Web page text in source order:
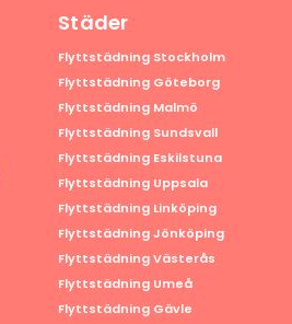
Städer
Flyttstädning Stockholm
Flyttstädning Göteborg
Flyttstädning Malmö
Flyttstädning Sundsvall
Flyttstädning Eskilstuna
Flyttstädning Uppsala
Flyttstädning Linköping
Flyttstädning Jönköping
Flyttstädning Västerås
Flyttstädning Umeå
Flyttstädning Gävle